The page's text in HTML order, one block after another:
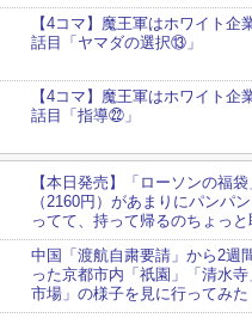
【4コマ】魔王軍はホワイト企
話目「ヤマダの選択⑬」
【4コマ】魔王軍はホワイト企
話目「指導㉒」
【本日発売】「ローソンの福袋
（2160円）があまりにパンパ
ってて、持って帰るのちょっ
中国「渡航自粛要請」から2週
った京都市内「祇園」「清水
市場」の様子を見に行ってみた